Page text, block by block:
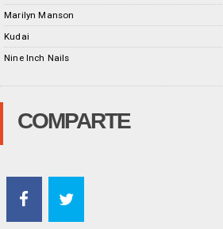
Marilyn Manson
Kudai
Nine Inch Nails
COMPARTE